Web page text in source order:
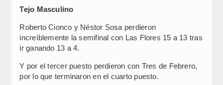
Tejo Masculino
Roberto Cionco y Néstor Sosa perdieron
increíblemente la semifinal con Las Flores 15 a 13 tras
ir ganando 13 a 4.
Y por el tercer puesto perdieron con Tres de Febrero,
por lo que terminaron en el cuarto puesto.